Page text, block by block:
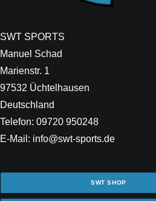
SWT SPORTS
Manuel Schad
Marienstr. 1
97532 Üchtelhausen
Deutschland
Telefon: 09720 950248
E-Mail: info@swt-sports.de
SWT SHOP